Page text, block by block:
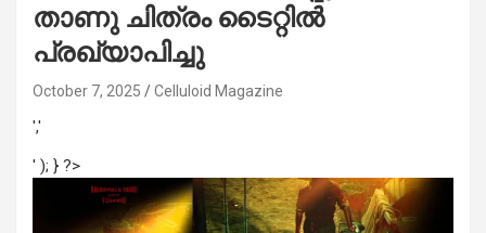
താണു ചിത്രം ടൈറ്റിൽ
പ്രഖ്യാപിച്ചു
October 7, 2025 Celluloid Magazine
','
' ); } ?>